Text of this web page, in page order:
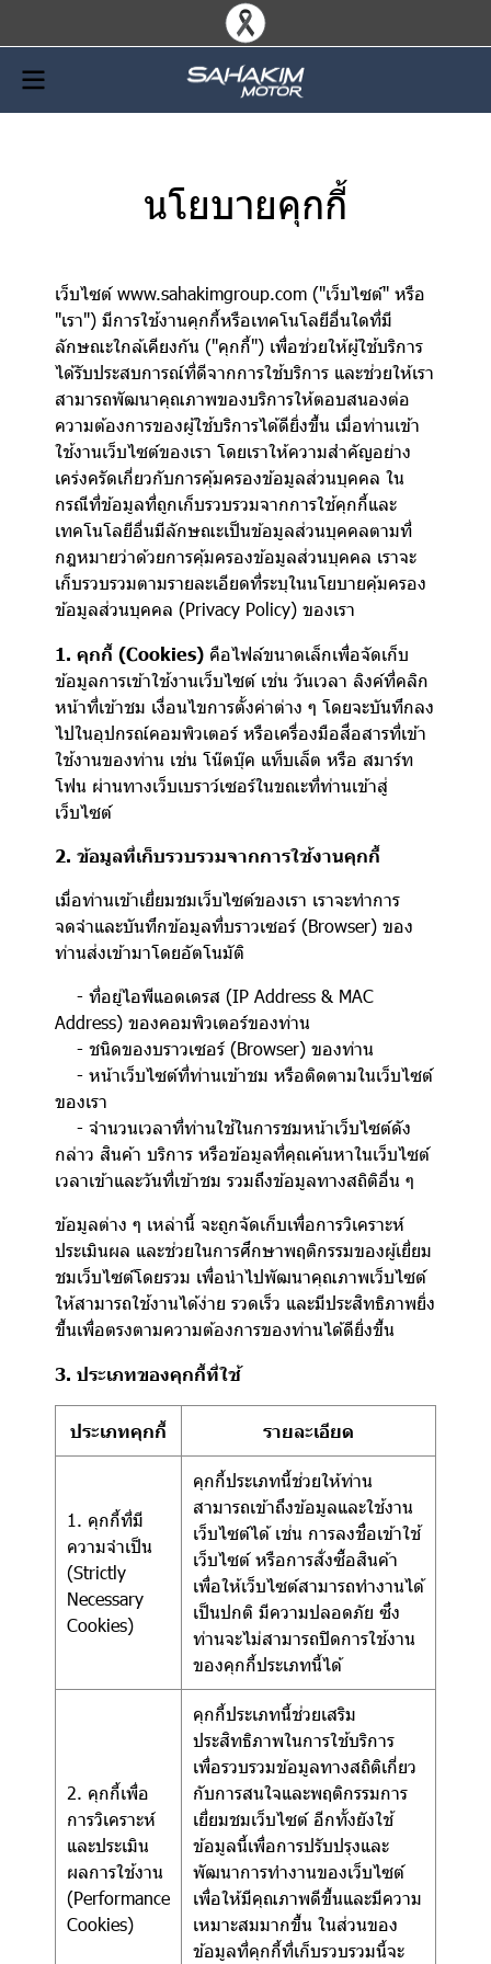
นโยบายคุกกี้
เว็บไซต์ www.sahakimgroup.com ("เว็บไซต์" หรือ
"เรา") มีการใช้งานคุกกี้หรือเทคโนโลยีอื่นใดที่มี
ลักษณะใกล้เคียงกัน ("คุกกี้") เพื่อช่วยให้ผู้ใช้บริการ
ได้รับประสบการณ์ที่ดีจากการใช้บริการ และช่วยให้เรา
สามารถพัฒนาคุณภาพของบริการให้ตอบสนองต่อ
ความต้องการของผู้ใช้บริการได้ดียิ่งขึ้น เมื่อท่านเข้า
ใช้งานเว็บไซต์ของเรา โดยเราให้ความสำคัญอย่าง
เคร่งครัดเกี่ยวกับการคุ้มครองข้อมูลส่วนบุคคล ใน
กรณีที่ข้อมูลที่ถูกเก็บรวบรวมจากการใช้คุกกี้และ
เทคโนโลยีอื่นมีลักษณะเป็นข้อมูลส่วนบุคคลตามที่
กฎหมายว่าด้วยการคุ้มครองข้อมูลส่วนบุคคล เราจะ
เก็บรวบรวมตามรายละเอียดที่ระบุในนโยบายคุ้มครอง
ข้อมูลส่วนบุคคล (Privacy Policy) ของเรา
1. คุกกี้ (Cookies) คือไฟล์ขนาดเล็กเพื่อจัดเก็บ
ข้อมูลการเข้าใช้งานเว็บไซต์ เช่น วันเวลา ลิงค์ที่คลิก
หน้าที่เข้าชม เงื่อนไขการตั้งค่าต่าง ๆ โดยจะบันทึกลง
ไปในอุปกรณ์คอมพิวเตอร์ หรือเครื่องมือสื่อสารที่เข้า
ใช้งานของท่าน เช่น โน๊ตบุ๊ค แท็บเล็ต หรือ สมาร์ท
โฟน ผ่านทางเว็บเบราว์เซอร์ในขณะที่ท่านเข้าสู่
เว็บไซต์
2. ข้อมูลที่เก็บรวบรวมจากการใช้งานคุกกี้
เมื่อท่านเข้าเยี่ยมชมเว็บไซต์ของเรา เราจะทำการ
จดจำและบันทึกข้อมูลที่บราวเซอร์ (Browser) ของ
ท่านส่งเข้ามาโดยอัตโนมัติ
- ที่อยู่ไอพีแอดเดรส (IP Address & MAC
Address) ของคอมพิวเตอร์ของท่าน
- ชนิดของบราวเซอร์ (Browser) ของท่าน
- หน้าเว็บไซต์ที่ท่านเข้าชม หรือติดตามในเว็บไซต์
ของเรา
- จำนวนเวลาที่ท่านใช้ในการชมหน้าเว็บไซต์ดัง
กล่าว สินค้า บริการ หรือข้อมูลที่คุณค้นหาในเว็บไซต์
เวลาเข้าและวันที่เข้าชม รวมถึงข้อมูลทางสถิติอื่น ๆ
ข้อมูลต่าง ๆ เหล่านี้ จะถูกจัดเก็บเพื่อการวิเคราะห์
ประเมินผล และช่วยในการศึกษาพฤติกรรมของผู้เยี่ยม
ชมเว็บไซต์โดยรวม เพื่อนำไปพัฒนาคุณภาพเว็บไซต์
ให้สามารถใช้งานได้ง่าย รวดเร็ว และมีประสิทธิภาพยิ่ง
ขึ้นเพื่อตรงตามความต้องการของท่านได้ดียิ่งขึ้น
3. ประเภทของคุกกี้ที่ใช้
ประเภทคุกกี้ รายละเอียด
1. คุกกี้ที่มี
ความจำเป็น
(Strictly
Necessary
Cookies)
คุกกี้ประเภทนี้ช่วยให้ท่าน
สามารถเข้าถึงข้อมูลและใช้งาน
เว็บไซต์ได้ เช่น การลงชื่อเข้าใช้
เว็บไซต์ หรือการสั่งซื้อสินค้า
เพื่อให้เว็บไซต์สามารถทำงานได้
เป็นปกติ มีความปลอดภัย ซึ่ง
ท่านจะไม่สามารถปิดการใช้งาน
ของคุกกี้ประเภทนี้ได้
2. คุกกี้เพื่อ
การวิเคราะห์
และประเมิน
ผลการใช้งาน
(Performance
Cookies)
คุกกี้ประเภทนี้ช่วยเสริม
ประสิทธิภาพในการใช้บริการ
เพื่อรวบรวมข้อมูลทางสถิติเกี่ยว
กับการสนใจและพฤติกรรมการ
เยี่ยมชมเว็บไซต์ อีกทั้งยังใช้
ข้อมูลนี้เพื่อการปรับปรุงและ
พัฒนาการทำงานของเว็บไซต์
เพื่อให้มีคุณภาพดีขึ้นและมีความ
เหมาะสมมากขึ้น ในส่วนของ
ข้อมูลที่คุกกี้ที่เก็บรวบรวมนี้จะ